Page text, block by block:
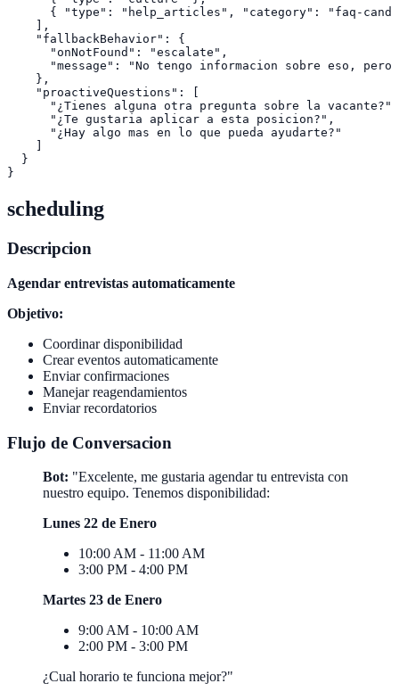
{ "type": "help_articles", "category": "faq-
    ],
    "fallbackBehavior": {
      "onNotFound": "escalate",
"message": "No tengo informacion sobre eso,
    },
    "proactiveQuestions": [
      "¿Tienes alguna otra pregunta sobre la vacante?",
      "¿Te gustaria aplicar a esta posicion?",
      "¿Hay algo mas en lo que pueda ayudarte?"
  }
scheduling
Descripcion
Agendar entrevistas automaticamente
Objetivo:
Coordinar disponibilidad
Crear eventos automaticamente
Enviar confirmaciones
Manejar reagendamientos
Enviar recordatorios
Flujo de Conversacion
Bot: "Excelente, me gustaria agendar tu entrevista con
nuestro equipo. Tenemos disponibilidad:
Lunes 22 de Enero
10:00 AM - 11:00 AM
3:00 PM - 4:00 PM
Martes 23 de Enero
9:00 AM - 10:00 AM
2:00 PM - 3:00 PM
¿Cual horario te funciona mejor?"